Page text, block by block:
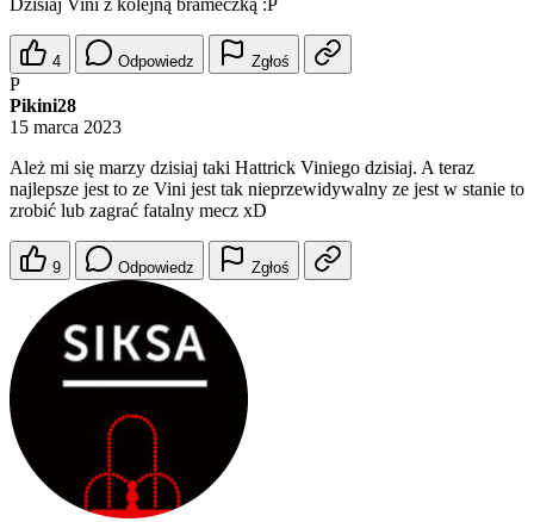
Dzisiaj Vini z kolejną brameczką :P
4 Odpowiedz Zgłoś
P
Pikini28
15 marca 2023
Ależ mi się marzy dzisiaj taki Hattrick Viniego dzisiaj. A teraz
najlepsze jest to ze Vini jest tak nieprzewidywalny ze jest w stanie to
zrobić lub zagrać fatalny mecz xD
9 Odpowiedz Zgłoś